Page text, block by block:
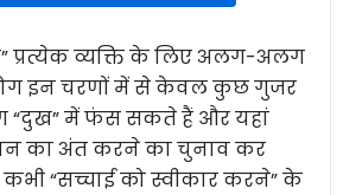
प्रत्येक व्यक्ति के लिए अलग-अलग
इन चरणों में से केवल कुछ गुजर
“दुख” में फंस सकते हैं और यहां
का अंत करने का चुनाव कर
“सच्चाई को स्वीकार करने” के